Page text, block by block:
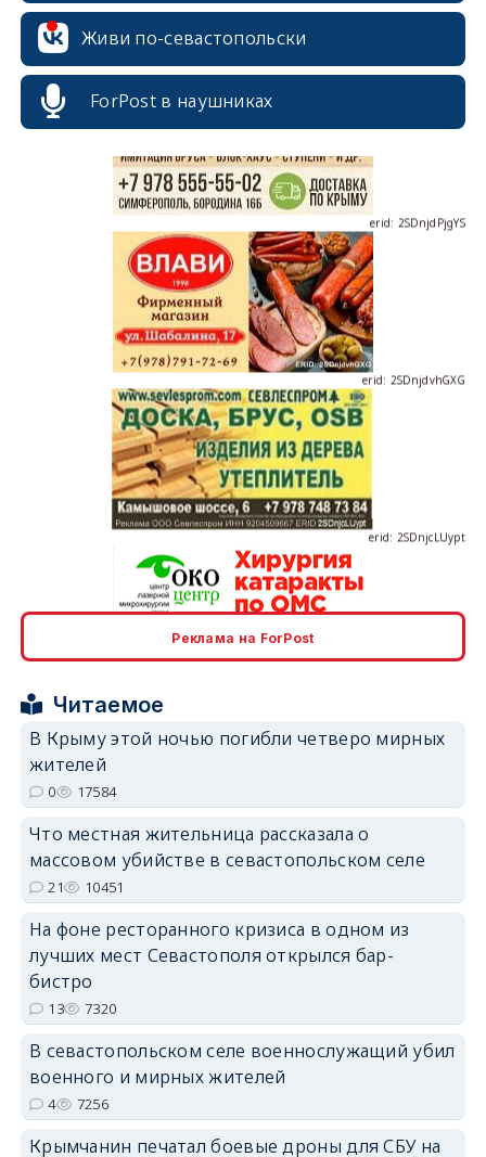
Живи по-севастопольски
ForPost в наушниках
erid: 2SDnjcrDNw6
erid: 2SDnjdPjgYS
erid: 2SDnjdvhGXG
erid: 2SDnjdvhGXG
Реклама на ForPost
Читаемое
В Крыму этой ночью погибли четверо мирных
жителей
0 17584
Что местная жительница рассказала о
массовом убийстве в севастопольском селе
21 10451
На фоне ресторанного кризиса в одном из
лучших мест Севастополя открылся бар-
бистро
13 7320
В севастопольском селе военнослужащий убил
военного и мирных жителей
4 7256
Крымчанин печатал боевые дроны для СБУ на